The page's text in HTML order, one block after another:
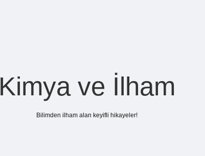
Kimya ve İlham
Bilimden ilham alan keyifli hikayeler!